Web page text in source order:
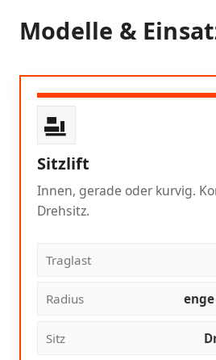
Modelle &
Sitzlift
Innen, gerade oder kurvig.
Drehsitz.
Traglast
Radius
Sitz